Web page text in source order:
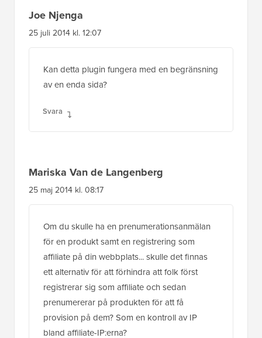
Joe Njenga
25 juli 2014 kl. 12:07
Kan detta plugin fungera med en begränsning
av en enda sida?
Svara
Mariska Van de Langenberg
25 maj 2014 kl. 08:17
Om du skulle ha en prenumerationsanmälan
för en produkt samt en registrering som
affiliate på din webbplats... skulle det finnas
ett alternativ för att förhindra att folk först
registrerar sig som affiliate och sedan
prenumererar på produkten för att få
provision på dem? Som en kontroll av IP
bland affiliate-IP:erna?